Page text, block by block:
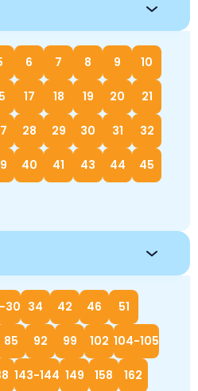
6 7 8 9 10
17 18 19 20 21
28 29 30 31 32
40 41 43 44 45
30 34 42 46 51
85 92 99 102 104-105
143-144 149 158 162